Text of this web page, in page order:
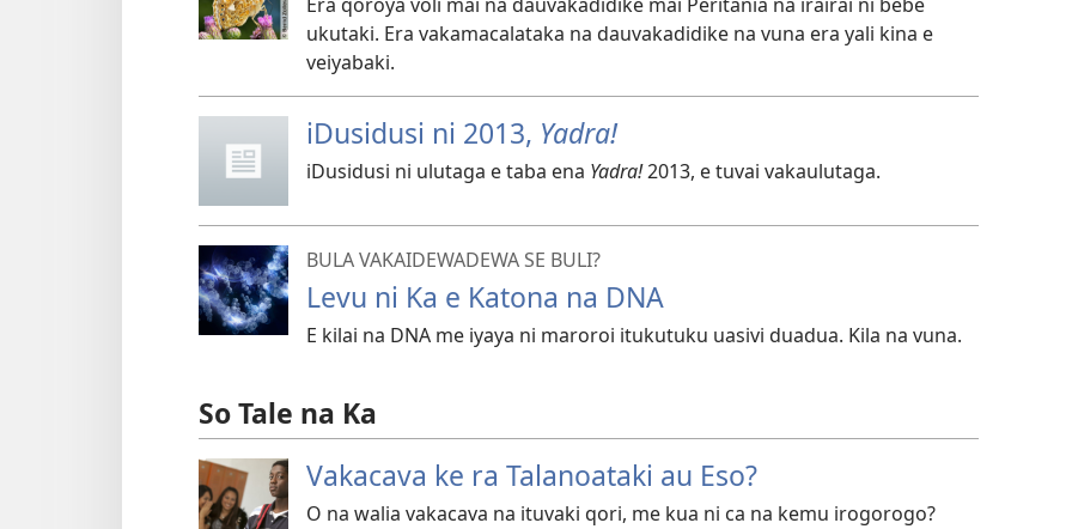
ukutaki. Era vakamacalataka na dauvakadidike na vuna era yali kina e
veiyabaki.
iDusidusi ni 2013, Yadra!
iDusidusi ni ulutaga e taba ena Yadra!2013, e tuvai vakaulutaga.
BULA VAKAIDEWADEWA SE BULI?
Levu ni Ka e Katona na DNA
E kilai na DNA me iyaya ni maroroi itukutuku uasivi duadua. Kila na vuna.
So Tale na Ka
Vakacava ke ra Talanoataki au Eso?
O na walia vakacava na ituvaki qori, me kua ni ca na kemu irogorogo?